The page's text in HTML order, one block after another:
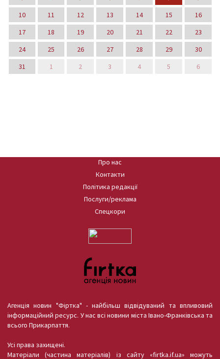
10
11 12 13 14 15
16
17
18 19 20 21 22
23
24
25 26 27 28 29
30
31
1 2 3 4 5 6
Про нас
Контакти
Політика редакції
Послуги/реклама
Спецкори
Агенція новин "Фіртка" - найбільш відвідуваний та впливовий
інформаційний ресурс. У нас всі новини міста Івано-Франківська та
всього Прикарпаття.
Усі права захищені.
Матеріали (частина матеріалів) із сайту «firtka.if.ua» можуть